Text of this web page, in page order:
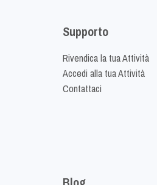
Supporto
Rivendica la tua Attività
Accedi alla tua Attività
Contattaci